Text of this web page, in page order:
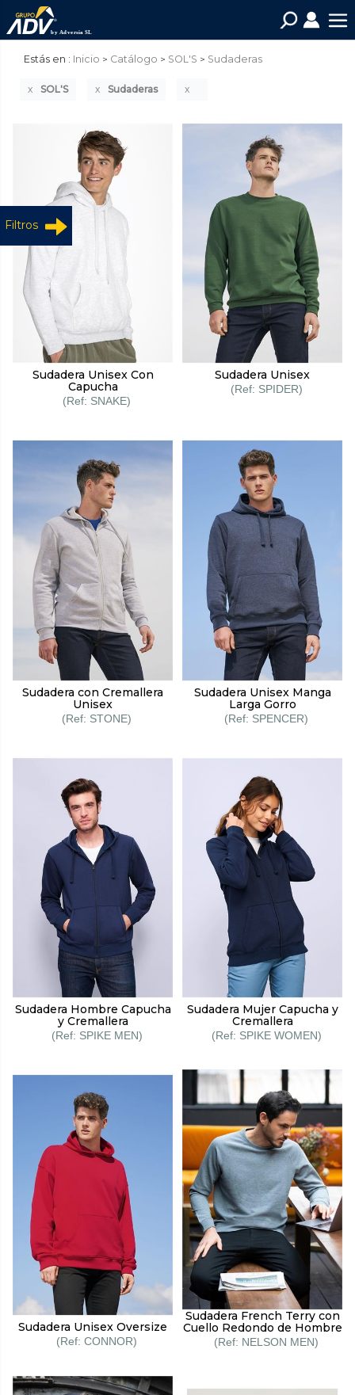
Estás en : Inicio Catálogo SOL'S Sudaderas
Filtros
SOL'S Sudaderas
Sudadera Unisex Con
Capucha
SNAKE
Sudadera Unisex
SPIDER
Sudadera con Cremallera
Unisex
STONE
Sudadera Unisex Manga
Larga Gorro
SPENCER
Sudadera Hombre Capucha
y Cremallera
SPIKE MEN
Sudadera Mujer Capucha y
Cremallera
SPIKE WOMEN
Sudadera Unisex Oversize
CONNOR
Sudadera French Terry con
Cuello Redondo de Hombre
NELSON MEN